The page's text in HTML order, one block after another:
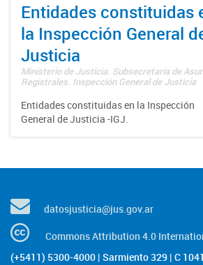
Entidades constituidas
la Inspección General
Justicia
Ministerio de Justicia. Subsecretaría de
Registrales. Inspección General de Justicia
Entidades constituidas en la Inspección
General de Justicia -IGJ.
datosjusticia@jus.gov.ar
Commons Attribution 4.0
(+5411) 5300-4000 | Sarmiento 329 | C